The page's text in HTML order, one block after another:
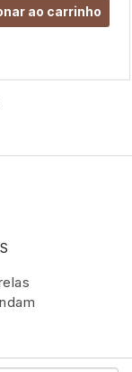
ao carrinho